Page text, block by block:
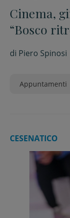
Cinema,
“Bosco
di Piero Spinosi
Appuntamenti
CESENATICO